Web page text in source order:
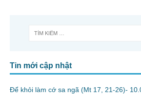
Tin mới cập nhật
Để khỏi làm cớ sa ngã (Mt 17, 21-26)-